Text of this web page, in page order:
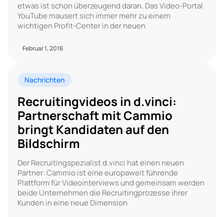
etwas ist schon überzeugend daran. Das Video-Portal
YouTube mausert sich immer mehr zu einem
wichtigen Profit-Center in der neuen
Februar 1, 2016
Nachrichten
Recruitingvideos in d.vinci:
Partnerschaft mit Cammio
bringt Kandidaten auf den
Bildschirm
Der Recruitingspezialist d.vinci hat einen neuen
Partner: Cammio ist eine europaweit führende
Plattform für Videointerviews und gemeinsam werden
beide Unternehmen die Recruitingprozesse ihrer
Kunden in eine neue Dimension